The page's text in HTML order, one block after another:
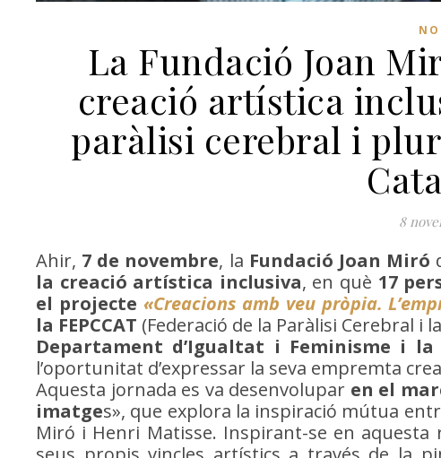
La Fundació Joan
creació artística
paràlisi cerebral i
8
Ahir, 7 de novembre, la Fundació Joan Miró
la creació artística inclusiva, en què 17
el projecte «Creacions amb veu pròpia.
la FEPCCAT (Federació de la Paràlisi Cerebral i
Departament d’Igualtat i Feminisme i la
l’oportunitat d’expressar la seva empremta
Aquesta jornada es va desenvolupar en el
imatges», que explora la inspiració mútua
Miró i Henri Matisse. Inspirant-se en